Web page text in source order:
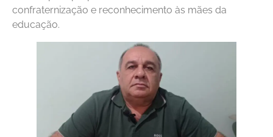
confraternização e reconhecimento às mães da
educação.